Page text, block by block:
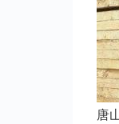
唐